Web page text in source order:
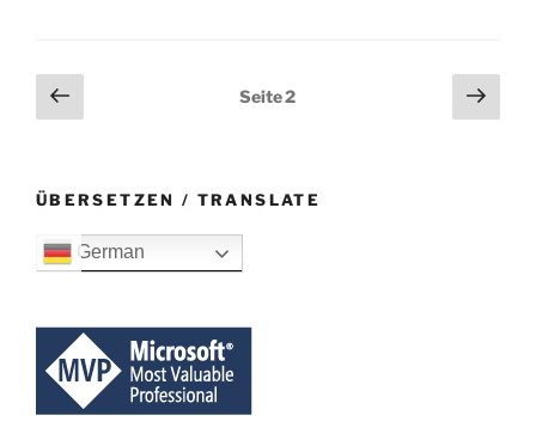
X
und
Seitennummerierung
der
Vorherige
Seite
Seite2
ÜBERSETZEN / TRANSLATE
German